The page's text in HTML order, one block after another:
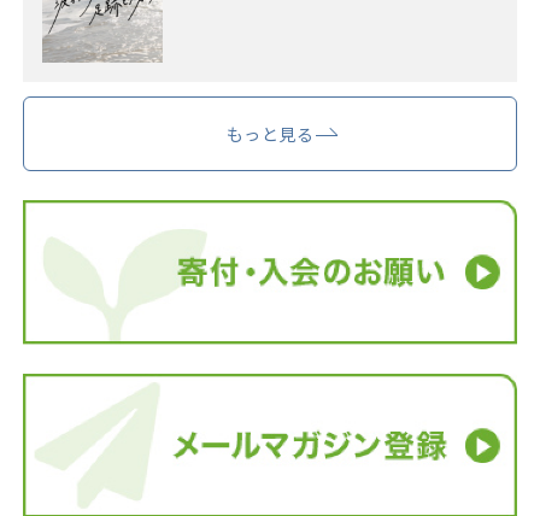
もっと見る